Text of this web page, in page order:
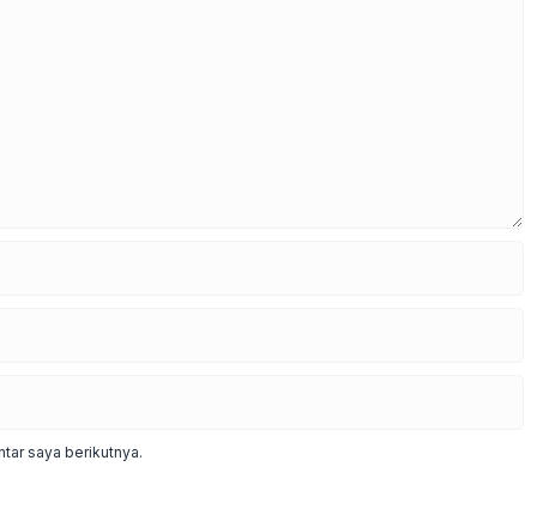
saya berikutnya.